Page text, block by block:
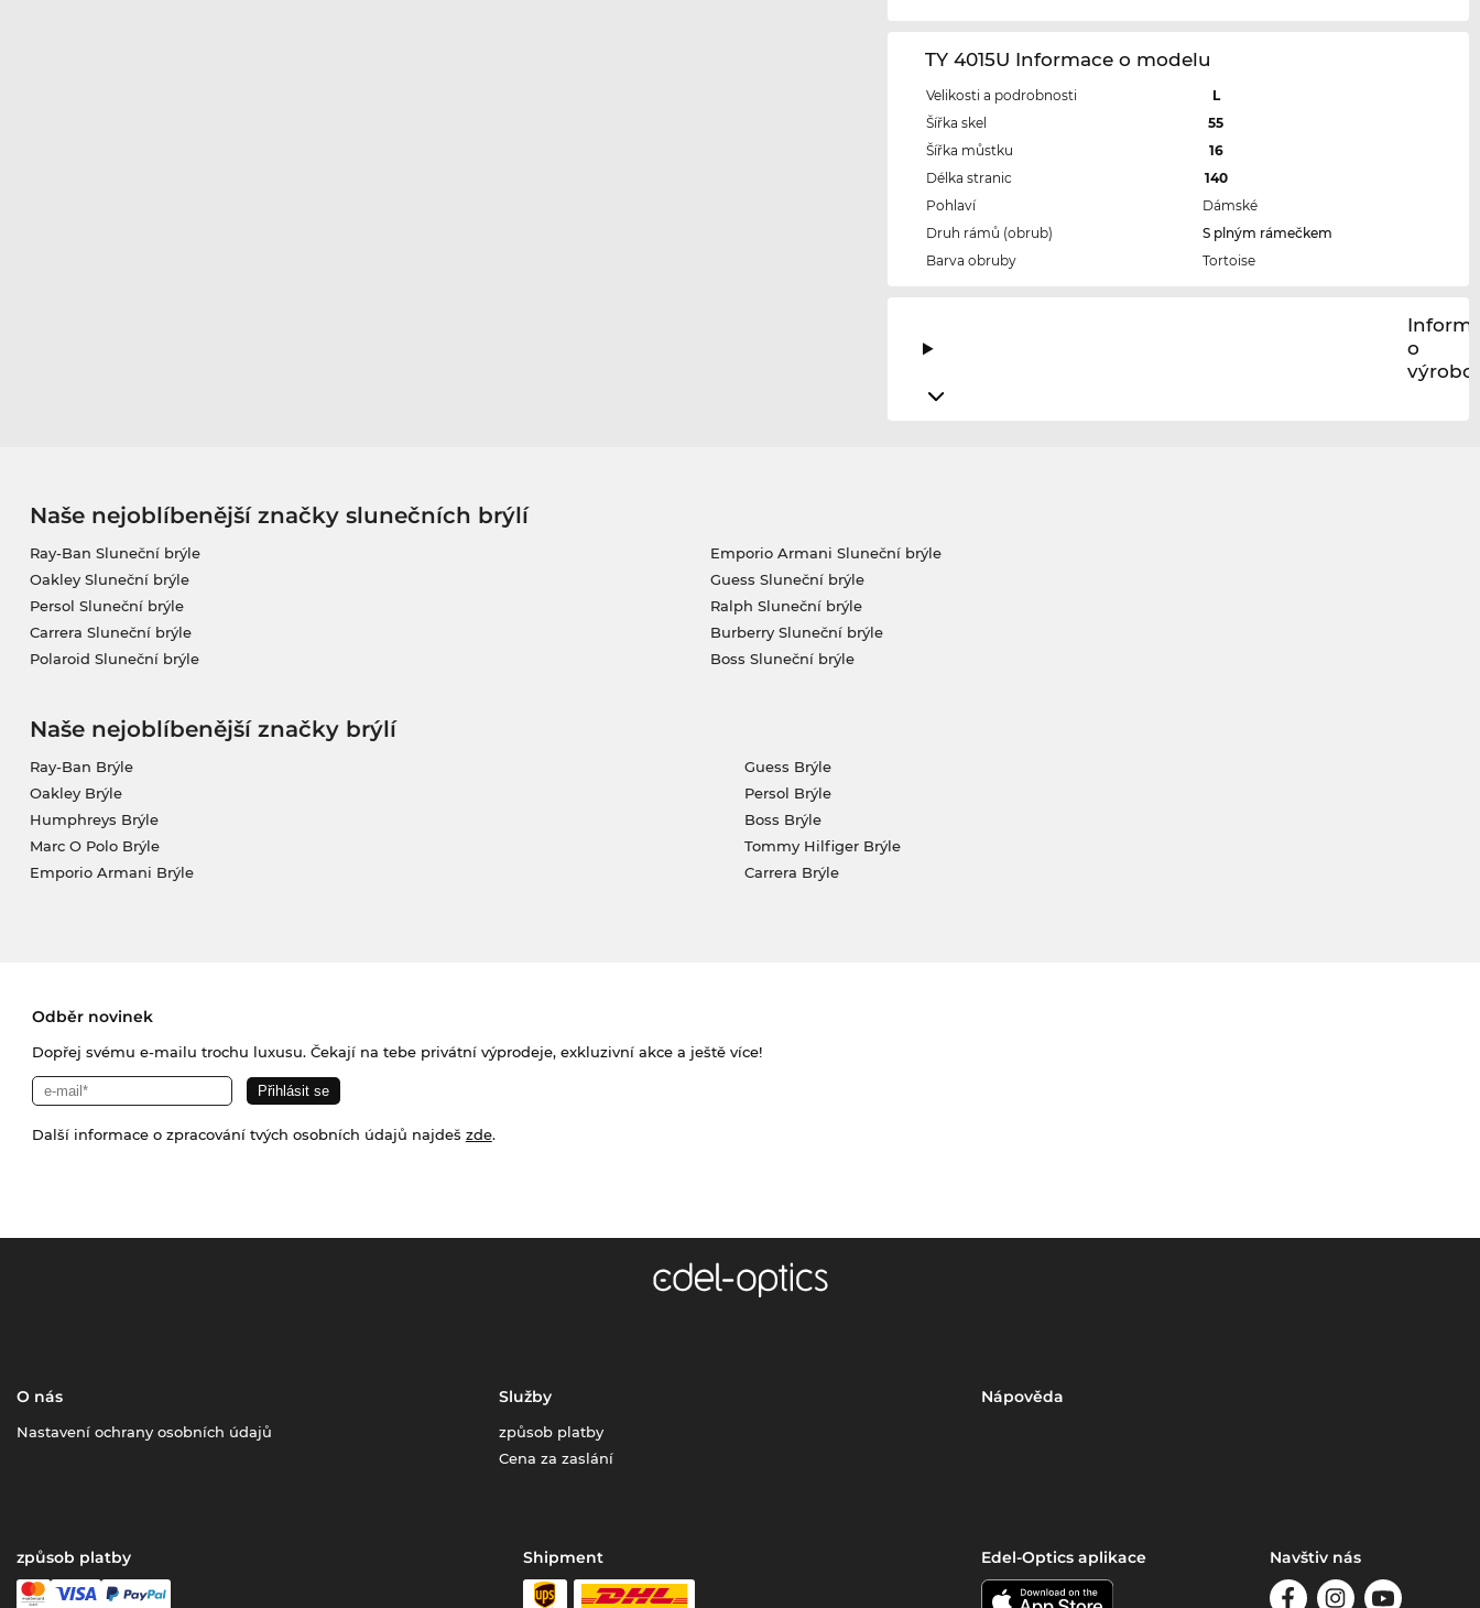
TY 4015U Informace o modelu
Velikosti a podrobnosti
L
Šířka skel
55
Šířka můstku
16
Délka stranic
140
Pohlaví
Dámské
Druh rámů (obrub)
S plným rámečkem
Barva obruby
Tortoise
o
výrobci
Naše nejoblíbenější značky slunečních brýlí
Ray-Ban Sluneční brýle
Oakley Sluneční brýle
Persol Sluneční brýle
Carrera Sluneční brýle
Polaroid Sluneční brýle
Emporio Armani Sluneční brýle
Guess Sluneční brýle
Ralph Sluneční brýle
Burberry Sluneční brýle
Boss Sluneční brýle
Naše nejoblíbenější značky brýlí
Ray-Ban Brýle
Oakley Brýle
Humphreys Brýle
Marc O Polo Brýle
Emporio Armani Brýle
Guess Brýle
Persol Brýle
Boss Brýle
Tommy Hilfiger Brýle
Carrera Brýle
Odběr novinek
Dopřej svému e-mailu trochu luxusu. Čekají na tebe privátní výprodeje, exkluzivní akce a ještě více!
Další informace o zpracování tvých osobních údajů najdeš zde.
O nás
Nastavení ochrany osobních údajů
Služby
způsob platby
Cena za zaslání
Nápověda
způsob platby Shipment Edel-Optics aplikace Navštiv nás